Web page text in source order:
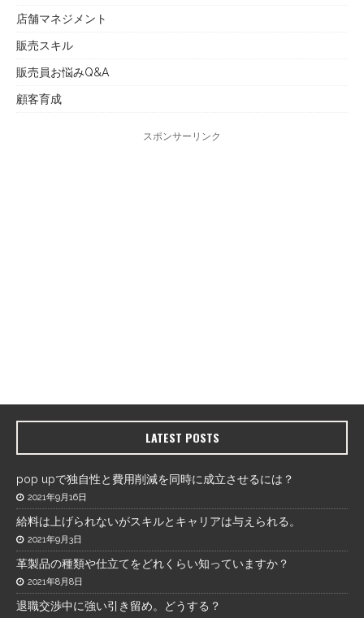
店舗マネジメント
販売スキル
販売員お悩みQ&A
顧客育成
スポンサーリンク
LATEST POSTS
pop upで独自性と費用削減を同時に成立させるには？
2021年9月16日
給料は上げられないがスキルとキャリアは与えられる。
2021年9月3日
革製品の種類や仕立てをどれくらい知っていますか？
2021年8月8日
退職交渉中に強い引き留め。どうする？